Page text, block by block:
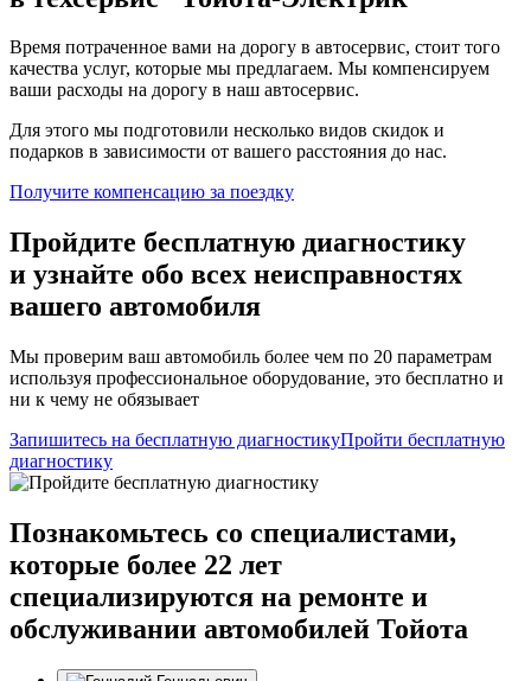
Время потраченное вами на дорогу в автосервис, стоит того
качества услуг, которые мы предлагаем. Мы компенсируем
ваши расходы на дорогу в наш автосервис.
Для этого мы подготовили несколько видов скидок и
подарков в зависимости от вашего расстояния до нас.
Получите компенсацию за поездку
Пройдите бесплатную диагностику
и узнайте обо всех неисправностях
вашего автомобиля
Мы проверим ваш автомобиль более чем по 20 параметрам
используя профессиональное оборудование, это бесплатно и
ни к чему не обязывает
Запишитесь на бесплатную диагностикуПройти бесплатную
диагностику
Познакомьтесь со специалистами,
которые более 22 лет
специализируются на ремонте и
обслуживании автомобилей Тойота